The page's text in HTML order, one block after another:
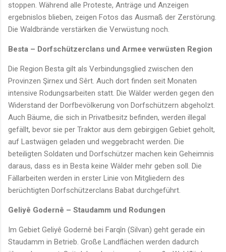
stoppen. Während alle Proteste, Anträge und Anzeigen
ergebnislos blieben, zeigen Fotos das Ausmaß der Zerstörung.
Die Waldbrände verstärken die Verwüstung noch.
Besta – Dorfschützerclans und Armee verwüsten Region
Die Region Besta gilt als Verbindungsglied zwischen den
Provinzen Şirnex und Sêrt. Auch dort finden seit Monaten
intensive Rodungsarbeiten statt. Die Wälder werden gegen den
Widerstand der Dorfbevölkerung von Dorfschützern abgeholzt.
Auch Bäume, die sich in Privatbesitz befinden, werden illegal
gefällt, bevor sie per Traktor aus dem gebirgigen Gebiet geholt,
auf Lastwägen geladen und weggebracht werden. Die
beteiligten Soldaten und Dorfschützer machen kein Geheimnis
daraus, dass es in Besta keine Wälder mehr geben soll. Die
Fällarbeiten werden in erster Linie von Mitgliedern des
berüchtigten Dorfschützerclans Babat durchgeführt.
Geliyê Godernê – Staudamm und Rodungen
Im Gebiet Geliyê Godernê bei Farqîn (Silvan) geht gerade ein
Staudamm in Betrieb. Große Landflächen werden dadurch